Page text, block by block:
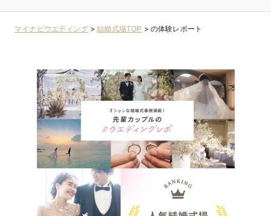
マイナビウエディング>結婚式場TOP > の体験レポート